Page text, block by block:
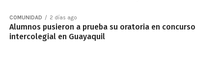
COMUNIDAD 2 días ago
Alumnos pusieron a prueba su oratoria en concurso
intercolegial en Guayaquil